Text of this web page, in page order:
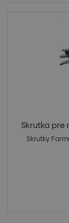
Skrutka pre
Skrutky